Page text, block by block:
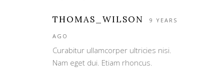
THOMAS_WILSON 9 YEARS
AGO
Curabitur ullamcorper ultricies nisi.
Nam eget dui. Etiam rhoncus.